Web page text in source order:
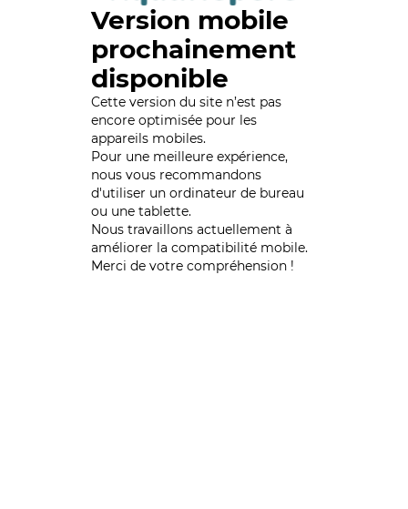
Version mobile
prochainement
disponible
Cette version du site n’est pas
encore optimisée pour les
appareils mobiles.
Pour une meilleure expérience,
nous vous recommandons
d'utiliser un ordinateur de bureau
ou une tablette.
Nous travaillons actuellement à
améliorer la compatibilité mobile.
Merci de votre compréhension !